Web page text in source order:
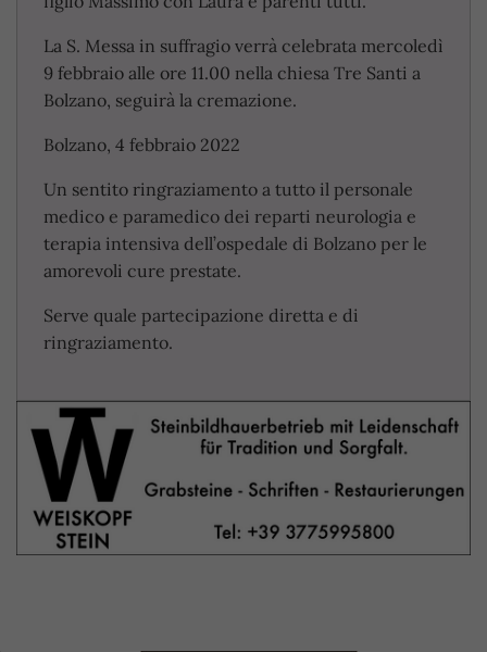
La S. Messa in suffragio verrà celebrata mercoledì
9 febbraio alle ore 11.00 nella chiesa Tre Santi a
Bolzano, seguirà la cremazione.
Bolzano, 4 febbraio 2022
Un sentito ringraziamento a tutto il personale
medico e paramedico dei reparti neurologia e
terapia intensiva dell’ospedale di Bolzano per le
amorevoli cure prestate.
Serve quale partecipazione diretta e di
ringraziamento.